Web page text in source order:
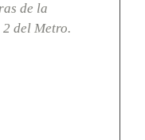
de la
del Metro.